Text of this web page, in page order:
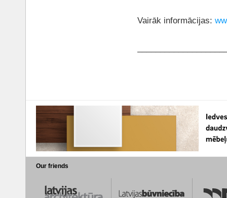
Vairāk informācijas:
Our friends